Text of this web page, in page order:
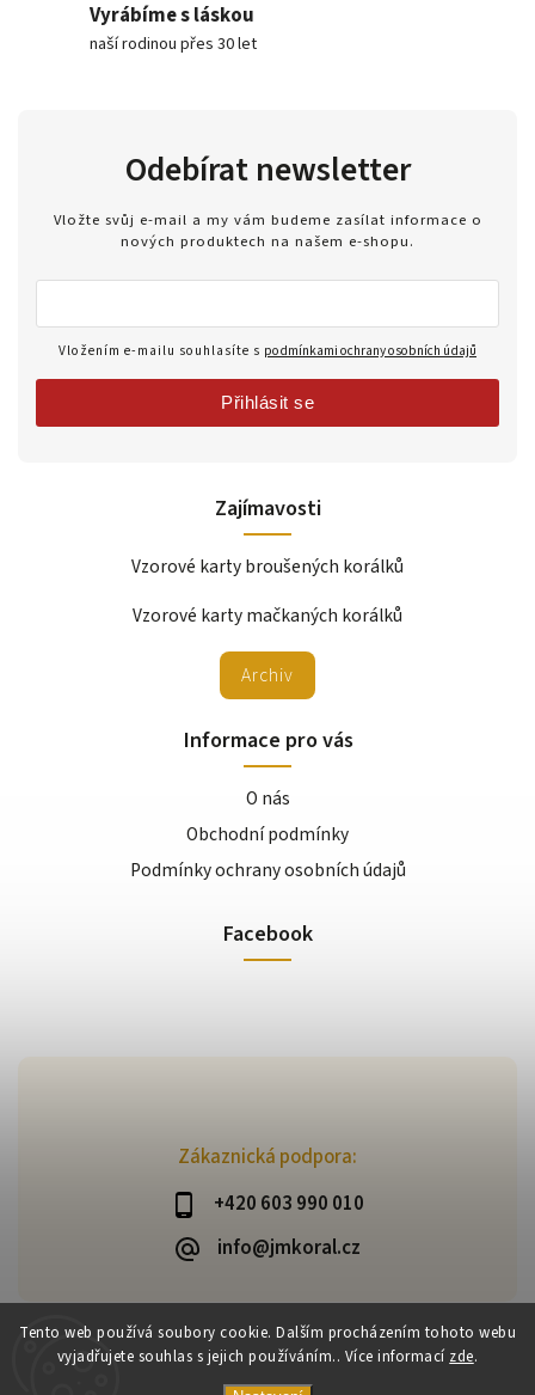
Tento web používá soubory cookie. Dalším procházením tohoto webu
vyjadřujete souhlas s jejich používáním.. Více informací zde.
Vyrábíme s láskou
naší rodinou přes 30 let
Zákaznická podpora:
+420 603 990 010
info@jmkoral.cz
Zajímavosti
Vzorové karty broušených korálků
Vzorové karty mačkaných korálků
Archiv
Odebírat newsletter
Vložte svůj e-mail a my vám budeme zasílat informace o
nových produktech na našem e-shopu.
Vložením e-mailu souhlasíte s podmínkami ochrany osobních údajů
Přihlásit se
Informace pro vás
O nás
Obchodní podmínky
Podmínky ochrany osobních údajů
Facebook
Copyright 2026ESHOP JM KORAL. Všechna práva vyhrazena.
VytvořilShoptet| Design